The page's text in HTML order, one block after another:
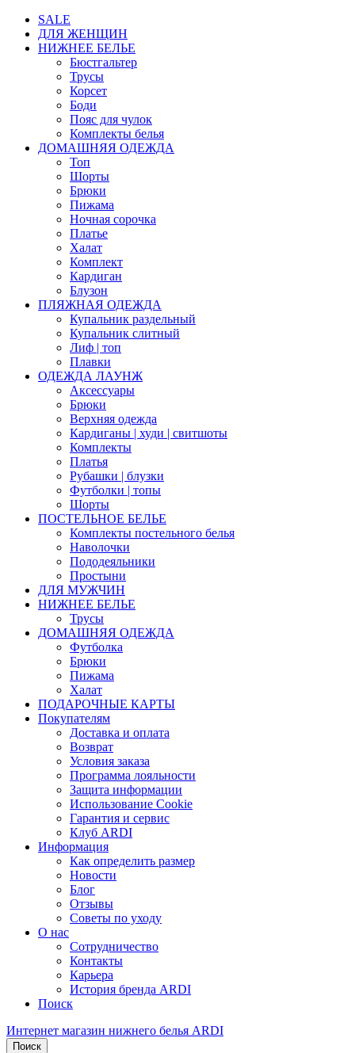
SALE
ДЛЯ ЖЕНЩИН
НИЖНЕЕ БЕЛЬЕ
Бюстгальтер
Трусы
Корсет
Боди
Пояс для чулок
Комплекты белья
ДОМАШНЯЯ ОДЕЖДА
Топ
Шорты
Брюки
Пижама
Ночная сорочка
Платье
Халат
Комплект
Кардиган
Блузон
ПЛЯЖНАЯ ОДЕЖДА
Купальник раздельный
Купальник слитный
Лиф | топ
Плавки
ОДЕЖДА ЛАУНЖ
Аксессуары
Брюки
Верхняя одежда
Кардиганы | худи | свитшоты
Комплекты
Платья
Рубашки | блузки
Футболки | топы
Шорты
ПОСТЕЛЬНОЕ БЕЛЬЕ
Комплекты постельного белья
Наволочки
Пододеяльники
Простыни
ДЛЯ МУЖЧИН
НИЖНЕЕ БЕЛЬЕ
Трусы
ДОМАШНЯЯ ОДЕЖДА
Футболка
Брюки
Пижама
Халат
ПОДАРОЧНЫЕ КАРТЫ
Покупателям
Доставка и оплата
Возврат
Условия заказа
Программа лояльности
Защита информации
Использование Cookie
Гарантия и сервис
Клуб ARDI
Информация
Как определить размер
Новости
Блог
Отзывы
Советы по уходу
О нас
Сотрудничество
Контакты
Карьера
История бренда ARDI
Поиск
Интернет магазин нижнего белья ARDI
Поиск